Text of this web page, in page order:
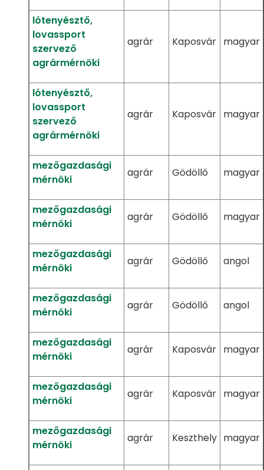
lótenyésztő,
lovassport
szervező
agrármérnöki
agrár Kaposvár magyar
lótenyésztő,
lovassport
szervező
agrármérnöki
agrár Kaposvár magyar
mezőgazdasági
mérnöki
agrár Gödöllő magyar
mezőgazdasági
mérnöki
agrár Gödöllő magyar
mezőgazdasági
mérnöki
agrár Gödöllő angol
mezőgazdasági
mérnöki
agrár Gödöllő angol
mezőgazdasági
mérnöki
agrár Kaposvár magyar
mezőgazdasági
mérnöki
agrár Kaposvár magyar
mezőgazdasági
mérnöki
agrár Keszthely magyar